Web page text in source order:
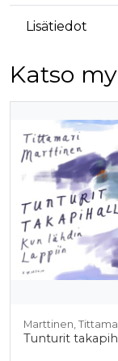
Lisätiedot
Katso
Tuoteluettelon
Marttinen,
Tunturit